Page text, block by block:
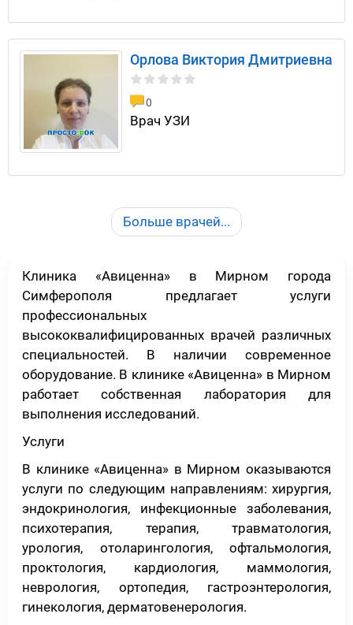
Орлова Виктория Дмитриевна
0
Врач УЗИ
Больше врачей...
Клиника «Авиценна» в Мирном города
Симферополя предлагает услуги
профессиональных
высококвалифицированных врачей различных
специальностей. В наличии современное
оборудование. В клинике «Авиценна» в Мирном
работает собственная лаборатория для
выполнения исследований.
Услуги
В клинике «Авиценна» в Мирном оказываются
услуги по следующим направлениям: хирургия,
эндокринология, инфекционные заболевания,
психотерапия, терапия, травматология,
урология, отоларингология, офтальмология,
проктология, кардиология, маммология,
неврология, ортопедия, гастроэнтерология,
гинекология, дерматовенерология.